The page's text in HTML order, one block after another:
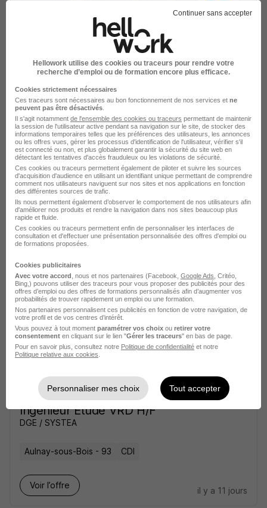
Responsable Logistique H/F
Intersport
Aulnay-sous-Bois - 93
Voir l’offre
il y a 9 jours
Magasinier - Vendeur Comptoir H/F
HEROSYSTEME
Aulnay-sous-Bois - 93
22 404,20 - 27 500 € / an
Voir l’offre
Ingénieur Étude VRD H/F
DGE / SYSTEA
Aulnay-sous-Bois - 93 CDI
Voir l’offre
il y a 11 jours
Continuer sans accepter
Hellowork utilise des cookies ou traceurs pour rendre votre
recherche d’emploi ou de formation encore plus efficace.
Cookies strictement nécessaires
Ces traceurs sont nécessaires au bon fonctionnement de nos services et ne
peuvent pas être désactivés
Il s'agit notamment de l'ensemble des cookies ou traceurs permettant de maintenir
la session de l'utilisateur active pendant sa navigation sur le site, de stocker des
informations temporaires telles que les préférences des utilisateurs, les annonces
ou les offres vues, gérer les processus d'identification de l'utilisateur, vérifier s'il
est connecté ou non, et plus globalement garantir la sécurité du site web en
détectant les tentatives d'accès frauduleux ou les violations de sécurité.
Ces cookies ou traceurs permettent également de piloter et suivre les sources
d'acquisition d'audience en utilisant un identifiant unique permettant de comprendre
comment nos utilisateurs naviguent sur nos sites et nos applications en fonction
des différentes sources de trafic.
Ils nous permettent également d’observer le comportement de nos utilisateurs afin
d'améliorer nos produits et rendre la navigation dans nos sites beaucoup plus
rapide et fluide.
Ces cookies ou traceurs permettent enfin de personnaliser les interfaces de
consultation et d'effectuer une présentation personnalisée des offres d'emploi ou
de formations proposées.
Cookies publicitaires
Avec votre accord , nous et nos partenaires (Facebook, Google Ads , Critéo,
Bing,) pouvons utiliser des traceurs pour vous proposer des publicités pour des
offres d’emploi ou des offres de formations personnalisés afin d’augmenter vos
probabilités de trouver rapidement un emploi ou une formation.
Nos partenaires personnalisent ces publicités en fonction de votre navigation, de
votre profil et de vos centres d’intérêt.
Vous pouvez à tout moment paramétrer vos choix ou retirer votre
consentement en cliquant sur le lien "Gérer les traceurs" en bas de page.
Pour en savoir plus, consultez notre Politique de confidentialité et notre
Politique relative aux cookies
Personnaliser mes choix Tout accepter